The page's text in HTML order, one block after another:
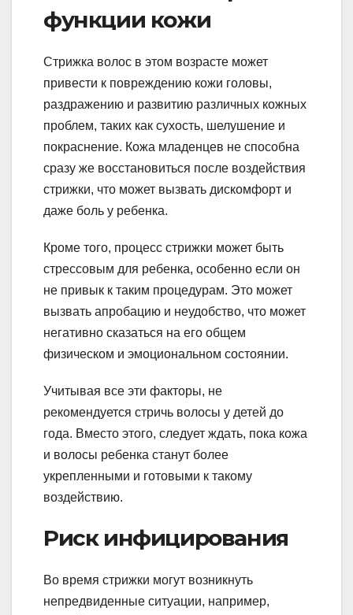
функции кожи
Стрижка волос в этом возрасте может
привести к повреждению кожи головы,
раздражению и развитию различных кожных
проблем, таких как сухость, шелушение и
покраснение. Кожа младенцев не способна
сразу же восстановиться после воздействия
стрижки, что может вызвать дискомфорт и
даже боль у ребенка.
Кроме того, процесс стрижки может быть
стрессовым для ребенка, особенно если он
не привык к таким процедурам. Это может
вызвать апробацию и неудобство, что может
негативно сказаться на его общем
физическом и эмоциональном состоянии.
Учитывая все эти факторы, не
рекомендуется стричь волосы у детей до
года. Вместо этого, следует ждать, пока кожа
и волосы ребенка станут более
укрепленными и готовыми к такому
воздействию.
Риск инфицирования
Во время стрижки могут возникнуть
непредвиденные ситуации, например,